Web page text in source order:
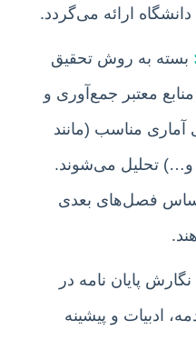
ارائه می‌گردد.
بسته به روش تحقیق
معتبر جمع‌آوری و
آماری مناسب (مانند
SPSS، AMOS، Eviews و…) تحلیل می‌شوند.
اساس فصل‌های بعدی
نگارش پایان نامه در
ادبیات و پیشینه